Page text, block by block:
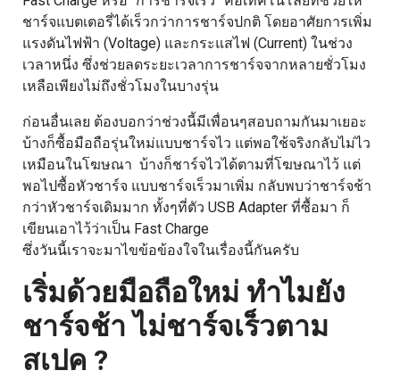
ชาร์จแบตเตอรี่ได้เร็วกว่าการชาร์จปกติ โดยอาศัยการเพิ่ม
แรงดันไฟฟ้า (Voltage) และกระแสไฟ (Current) ในช่วง
เวลาหนึ่ง ซึ่งช่วยลดระยะเวลาการชาร์จจากหลายชั่วโมง
เหลือเพียงไม่ถึงชั่วโมงในบางรุ่น
ก่อนอื่นเลย ต้องบอกว่าช่วงนี้มีเพื่อนๆสอบถามกันมาเยอะ
บ้างก็ซื้อมือถือรุ่นใหม่แบบชาร์จไว แต่พอใช้จริงกลับไม่ไว
เหมือนในโฆษณา บ้างก็ชาร์จไวได้ตามที่โฆษณาไว้ แต่
พอไปซื้อหัวชาร์จ แบบชาร์จเร็วมาเพิ่ม กลับพบว่าชาร์จช้า
กว่าหัวชาร์จเดิมมาก ทั้งๆที่ตัว USB Adapter ที่ซื้อมา ก็
เขียนเอาไว้ว่าเป็น Fast Charge
ซึ่งวันนี้เราจะมาไขข้อข้องใจในเรื่องนี้กันครับ
เริ่มด้วยมือถือใหม่ ทำไมยัง
ชาร์จช้า ไม่ชาร์จเร็วตาม
สเปค ?